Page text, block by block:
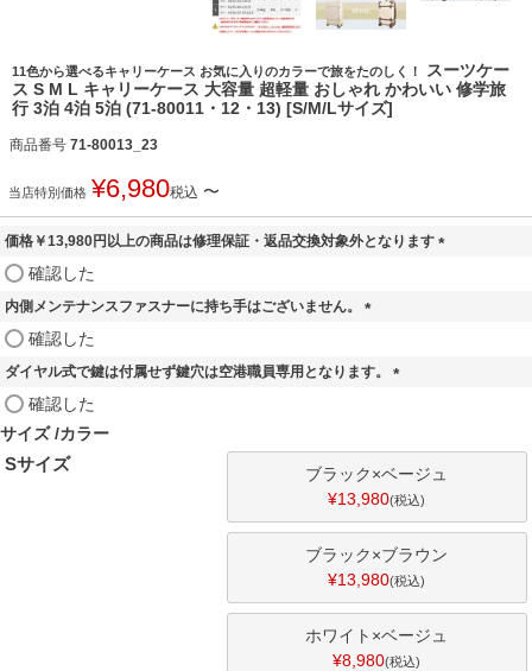
11色から選べるキャリーケース お気に入りのカラーで旅をたのしく！
スーツケー
ス S M L キャリーケース 大容量 超軽量 おしゃれ かわいい 修学旅
行 3泊 4泊 5泊 (71-80011・12・13) [S/M/Lサイズ]
商品番号 71-80013_23
当店特別価格 ¥6,980税込 〜
価格￥13,980円以上の商品は修理保証・返品交換対象外となります
確認した
内側メンテナンスファスナーに持ち手はございません。
須
確認した
ダイヤル式で鍵は付属せず鍵穴は空港職員専用となります。
確認した
サイズ カラー
Sサイズ
ブラック×ベージュ
¥13,980 税込
ブラック×ブラウン
¥13,980 税込
ホワイト×ベージュ
¥8,980 税込